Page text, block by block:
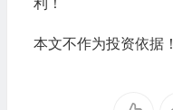
本文不作为投资依据！